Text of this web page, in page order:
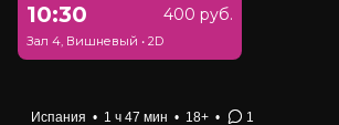
10:30 400 руб.
Зал 4, Вишневый • 2D
Испания • 1 ч 47 мин • 18+ • 1